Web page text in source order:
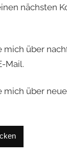
nächsten
mich über
Mail.
mich über